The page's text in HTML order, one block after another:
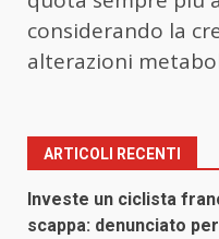
considerando la
alterazioni
ARTICOLI RECENTI
Investe un ciclista
scappa: denunciato